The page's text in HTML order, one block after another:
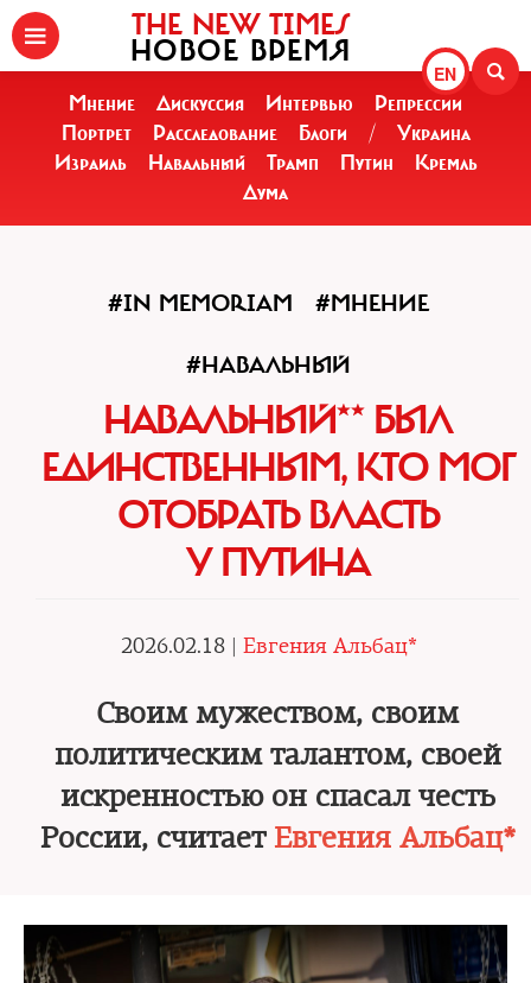
EN
THE NEW TIMES
НОВОЕ ВРЕМЯ
Мнение Дискуссия Интервью
Репрессии
Портрет
Расследование Блоги /
Украина
Израиль
Навальный Трамп Путин
Кремль
Дума
#IN MEMORIAM #МНЕНИЕ
#НАВАЛЬНЫЙ
НАВАЛЬНЫЙ** БЫЛ
ЕДИНСТВЕННЫМ, КТО МОГ
ОТОБРАТЬ ВЛАСТЬ
У ПУТИНА
2026.02.18 | Евгения Альбац*
Своим мужеством, своим
политическим талантом, своей
искренностью он спасал честь
России, считает Евгения Альбац*